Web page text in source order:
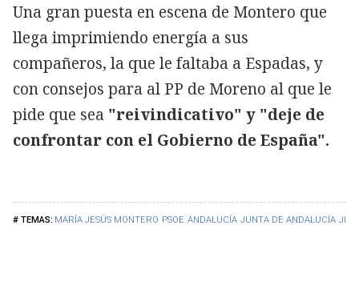
MARÍA JESÚS MONTERO PSOE ANDALUCÍA JUNTA DE ANDALUCÍA
Una gran puesta en escena de Montero que
llega imprimiendo energía a sus
compañeros, la que le faltaba a Espadas, y
con consejos para al PP de Moreno al que le
pide que sea "reivindicativo" y "deje de
confrontar con el Gobierno de España".